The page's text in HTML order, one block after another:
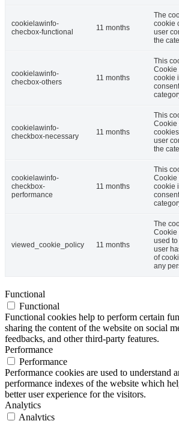
cookielawinfo-
checbox-functional
11 months
The
cookie
user
the
cookielawinfo-
checbox-others
11 months
This
Cookie
cookie
cookielawinfo-
checkbox-necessary
11 months
This
Cookie
user
the
cookielawinfo-
checkbox-
performance
11 months
This
Cookie
cookie
viewed_cookie_policy 11 months
The
Cookie
used
user
of
any
Functional
Functional
Functional cookies help to perform certain
sharing the content of the website on social
feedbacks, and other third-party features.
Performance
Performance
Performance cookies are used to understand
performance indexes of the website which
better user experience for the visitors.
Analytics
Analytics